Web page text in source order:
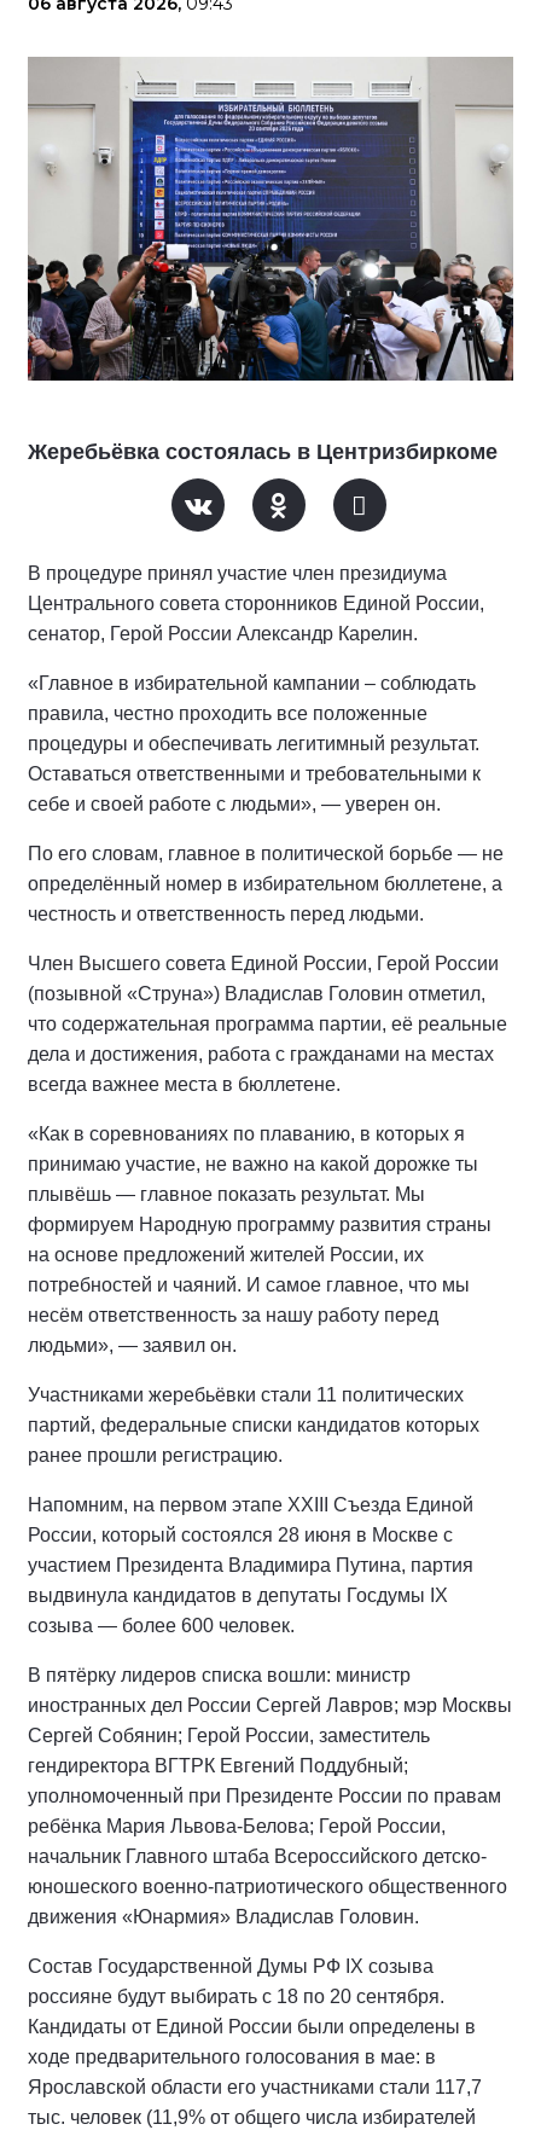
Жеребьёвка состоялась в Центризбиркоме
В процедуре принял участие член президиума
Центрального совета сторонников Единой России,
сенатор, Герой России Александр Карелин.
«Главное в избирательной кампании – соблюдать
правила, честно проходить все положенные
процедуры и обеспечивать легитимный результат.
Оставаться ответственными и требовательными к
себе и своей работе с людьми», — уверен он.
По его словам, главное в политической борьбе — не
определённый номер в избирательном бюллетене, а
честность и ответственность перед людьми.
Член Высшего совета Единой России, Герой России
(позывной «Струна») Владислав Головин отметил,
что содержательная программа партии, её реальные
дела и достижения, работа с гражданами на местах
всегда важнее места в бюллетене.
«Как в соревнованиях по плаванию, в которых я
принимаю участие, не важно на какой дорожке ты
плывёшь — главное показать результат. Мы
формируем Народную программу развития страны
на основе предложений жителей России, их
потребностей и чаяний. И самое главное, что мы
несём ответственность за нашу работу перед
людьми», — заявил он.
Участниками жеребьёвки стали 11 политических
партий, федеральные списки кандидатов которых
ранее прошли регистрацию.
Напомним, на первом этапе XXIII Съезда Единой
России, который состоялся 28 июня в Москве с
участием Президента Владимира Путина, партия
выдвинула кандидатов в депутаты Госдумы IX
созыва — более 600 человек.
В пятёрку лидеров списка вошли: министр
иностранных дел России Сергей Лавров; мэр Москвы
Сергей Собянин; Герой России, заместитель
гендиректора ВГТРК Евгений Поддубный;
уполномоченный при Президенте России по правам
ребёнка Мария Львова-Белова; Герой России,
начальник Главного штаба Всероссийского детско-
юношеского военно-патриотического общественного
движения «Юнармия» Владислав Головин.
Состав Государственной Думы РФ IХ созыва
россияне будут выбирать с 18 по 20 сентября.
Кандидаты от Единой России были определены в
ходе предварительного голосования в мае: в
Ярославской области его участниками стали 117,7
тыс. человек (11,9% от общего числа избирателей